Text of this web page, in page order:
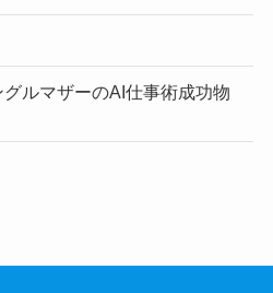
ルマザーのAI仕事術成功物